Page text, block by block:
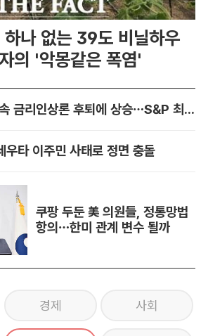
나 없는 39도 비닐하우
의 '악몽같은 폭염'
美증시, 고용 악화 속 금리인상론 후퇴에 상승…S&P 최고치 경신
우타 이주민 사태로 정면 충돌
쿠팡 두둔 美 의원들, 정통망법
항의…한미 관계 변수 될까
경제 사회